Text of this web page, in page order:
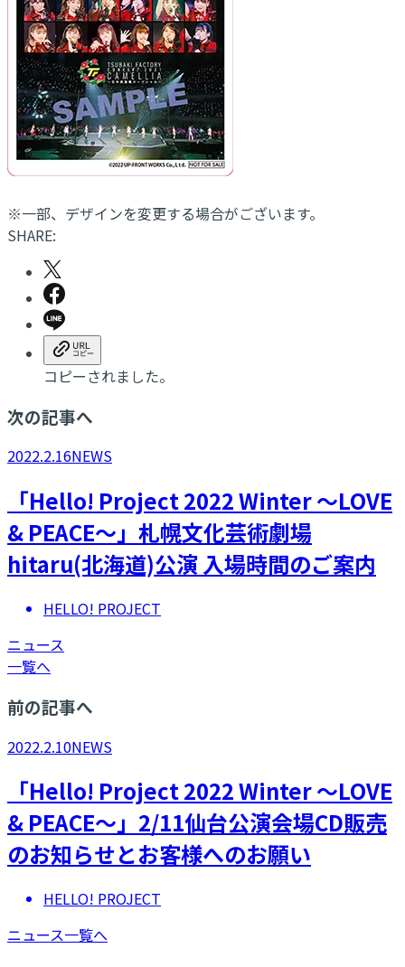
※一部、デザインを変更する場合がございます。
SHARE:
コピーされました。
次の記事へ
2022.2.16NEWS
「Hello! Project 2022 Winter 〜LOVE
& PEACE〜」札幌文化芸術劇場
hitaru(北海道)公演 入場時間のご案内
HELLO! PROJECT
ニュース
一覧へ
前の記事へ
2022.2.10NEWS
「Hello! Project 2022 Winter ～LOVE
& PEACE～」2/11仙台公演会場CD販売
のお知らせとお客様へのお願い
HELLO! PROJECT
ニュース一覧へ